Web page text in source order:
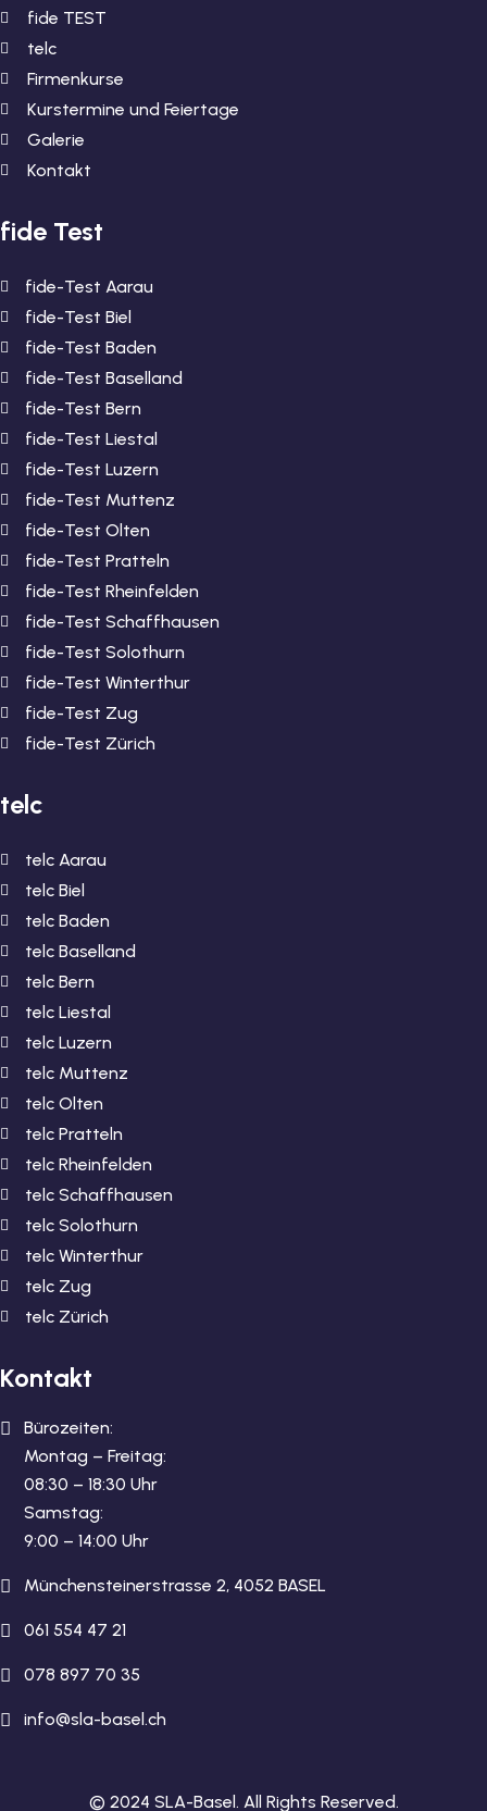
fide TEST
telc
Firmenkurse
Kurstermine und Feiertage
Galerie
Kontakt
fide Test
fide-Test Aarau
fide-Test Biel
fide-Test Baden
fide-Test Baselland
fide-Test Bern
fide-Test Liestal
fide-Test Luzern
fide-Test Muttenz
fide-Test Olten
fide-Test Pratteln
fide-Test Rheinfelden
fide-Test Schaffhausen
fide-Test Solothurn
fide-Test Winterthur
fide-Test Zug
fide-Test Zürich
telc
telc Aarau
telc Biel
telc Baden
telc Baselland
telc Bern
telc Liestal
telc Luzern
telc Muttenz
telc Olten
telc Pratteln
telc Rheinfelden
telc Schaffhausen
telc Solothurn
telc Winterthur
telc Zug
telc Zürich
Kontakt
Bürozeiten:
Montag – Freitag:
08:30 – 18:30 Uhr
Samstag:
9:00 – 14:00 Uhr
Münchensteinerstrasse 2, 4052 BASEL
061 554 47 21
078 897 70 35
info@sla-basel.ch
© 2024 SLA-Basel. All Rights Reserved.​